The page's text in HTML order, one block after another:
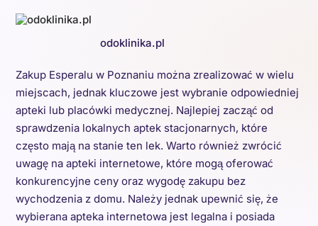
odoklinika.pl
Zakup Esperalu w Poznaniu można zrealizować w wielu
miejscach, jednak kluczowe jest wybranie odpowiedniej
apteki lub placówki medycznej. Najlepiej zacząć od
sprawdzenia lokalnych aptek stacjonarnych, które
często mają na stanie ten lek. Warto również zwrócić
uwagę na apteki internetowe, które mogą oferować
konkurencyjne ceny oraz wygodę zakupu bez
wychodzenia z domu. Należy jednak upewnić się, że
wybierana apteka internetowa jest legalna i posiada